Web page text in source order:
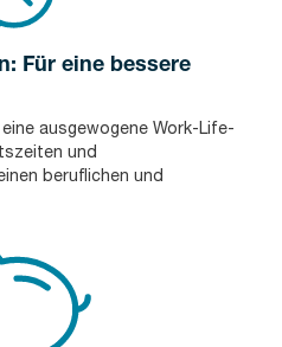
Für eine bessere
ausgewogene Work-Life-
und
beruflichen und